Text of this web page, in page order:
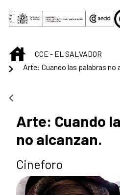
Saltar al contenido principal
INICIOCCE - EL SALVADOR
Arte: Cuando las palabras no
Arte: Cuando
no alcanzan.
Cineforo